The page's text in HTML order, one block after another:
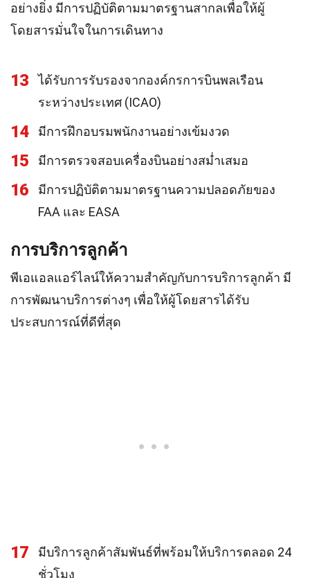
อย่างยิ่ง มีการปฏิบัติตามมาตรฐานสากลเพื่อให้ผู้
โดยสารมั่นใจในการเดินทาง
13
ได้รับการรับรองจากองค์กรการบินพลเรือน
ระหว่างประเทศ (ICAO)
14 มีการฝึกอบรมพนักงานอย่างเข้มงวด
15 มีการตรวจสอบเครื่องบินอย่างสม่ำเสมอ
16
มีการปฏิบัติตามมาตรฐานความปลอดภัยของ
FAA และ EASA
การบริการลูกค้า
พีเอแอลแอร์ไลน์ให้ความสำคัญกับการบริการลูกค้า มี
การพัฒนาบริการต่างๆ เพื่อให้ผู้โดยสารได้รับ
ประสบการณ์ที่ดีที่สุด
17
มีบริการลูกค้าสัมพันธ์ที่พร้อมให้บริการตลอด 24
ชั่วโมง